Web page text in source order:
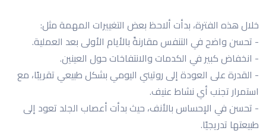
خلال هذه الفترة، بدأت ألاحظ بعض التغييرات المهمة مثل:
- تحسن واضح في التنفس مقارنةً بالأيام الأولى بعد العملية.
- انخفاض كبير في الكدمات والانتفاخات حول العينين.
- القدرة على العودة إلى روتيني اليومي بشكل طبيعي تقريبًا، مع
استمرار تجنب أي نشاط عنيف.
- تحسن في الإحساس بالأنف، حيث بدأت أعصاب الجلد تعود إلى
طبيعتها تدريجيًا.